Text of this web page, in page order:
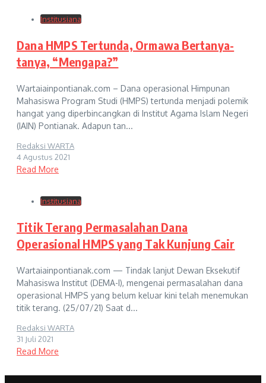
Institusiana
Dana HMPS Tertunda, Ormawa Bertanya-
tanya, “Mengapa?”
Wartaiainpontianak.com – Dana operasional Himpunan
Mahasiswa Program Studi (HMPS) tertunda menjadi polemik
hangat yang diperbincangkan di Institut Agama Islam Negeri
(IAIN) Pontianak. Adapun tan...
Redaksi WARTA
4 Agustus 2021
Read More
Institusiana
Titik Terang Permasalahan Dana
Operasional HMPS yang Tak Kunjung Cair
Wartaiainpontianak.com — Tindak lanjut Dewan Eksekutif
Mahasiswa Institut (DEMA-I), mengenai permasalahan dana
operasional HMPS yang belum keluar kini telah menemukan
titik terang. (25/07/21) Saat d...
Redaksi WARTA
31 Juli 2021
Read More